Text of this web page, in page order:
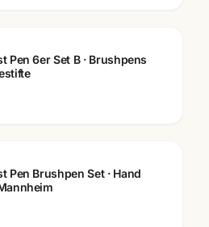
Pen 6er Set B · Brushpens
Pen Brushpen Set · Hand